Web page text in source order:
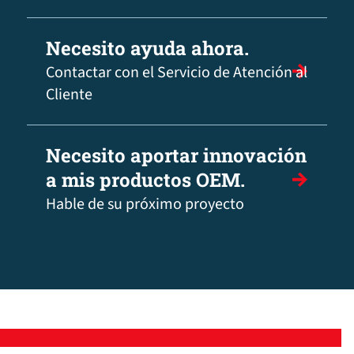
Necesito ayuda ahora.
Contactar con el Servicio de Atención al
Cliente
Necesito aportar innovación
a mis productos OEM.
Hable de su próximo proyecto